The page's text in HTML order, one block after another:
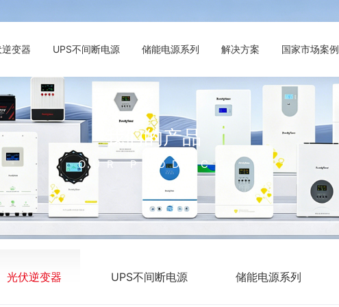
变器 UPS不间断电源 储能电源系列 解决方案 国家市场案例
我们的产品
OUR PRODUCT
光伏逆变器 UPS不间断电源 储能电源系列